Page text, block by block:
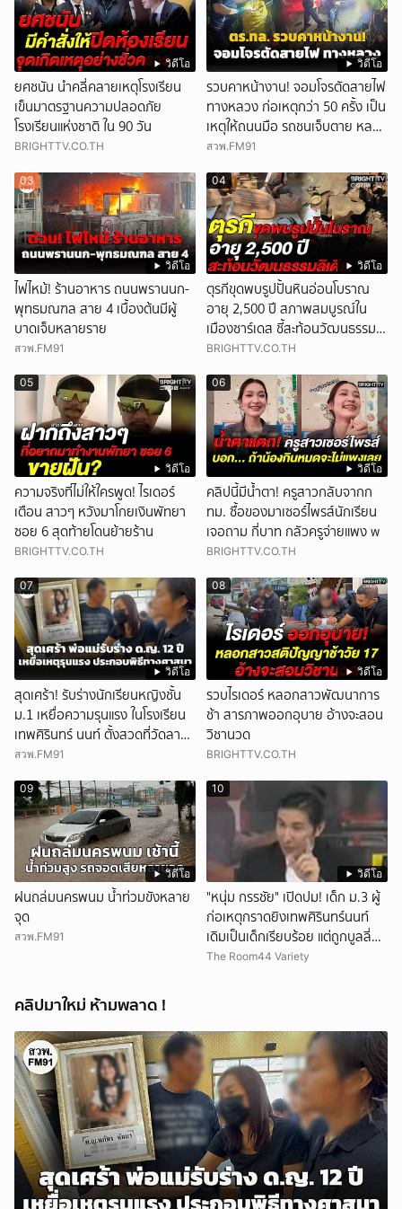
วิดีโอ
ยศชนัน นำคลี่คลายเหตุโรงเรียน
เข็นมาตรฐานความปลอดภัย
โรงเรียนแห่งชาติ ใน 90 วัน
BRIGHTTV.CO.TH
วิดีโอ
รวบคาหน้างาน! จอมโจรตัดสายไฟ
ทางหลวง ก่อเหตุกว่า 50 ครั้ง เป็น
เหตุให้ถนนมือ รถชนเจ็บตาย หลาย
สิบราย เสียหายราว 10 ล้าน
สวพ.FM91
วิดีโอ
03
ไฟไหม้! ร้านอาหาร ถนนพรานนก-
พุทธมณฑล สาย 4 เบื้องต้นมีผู้
บาดเจ็บหลายราย
สวพ.FM91
วิดีโอ
04
ตุรกีขุดพบรูปปั้นหินอ่อนโบราณ
อายุ 2,500 ปี สภาพสมบูรณ์ใน
เมืองซาร์เดส ชี้สะท้อนวัฒนธรรมลิ
เดีย
BRIGHTTV.CO.TH
วิดีโอ
05
ความจริงที่ไม่ให้ใครพูด! ไรเดอร์
เตือน สาวๆ หวังมาโกยเงินพัทยา
ซอย 6 สุดท้ายโดนย้ายร้าน
BRIGHTTV.CO.TH
วิดีโอ
06
คลิปนี้มีน้ำตา! ครูสาวกลับจากก
ทม. ซื้อของมาเซอร์ไพรส์นักเรียน
เจอถาม กี่บาท กลัวครูจ่ายแพง w
BRIGHTTV.CO.TH
วิดีโอ
07
สุดเศร้า! รับร่างนักเรียนหญิงชั้น
ม.1 เหยื่อความรุนแรง ในโรงเรียน
เทพศิรินทร์ นนท์ ตั้งสวดที่วัดลาด
ปลาดุก
สวพ.FM91
วิดีโอ
08
รวบไรเดอร์ หลอกสาวพัฒนาการ
ช้า สารภาพออกอุบาย อ้างจะสอน
วิชานวด
BRIGHTTV.CO.TH
วิดีโอ
09
ฝนถล่มนครพนม น้ำท่วมขังหลาย
จุด
สวพ.FM91
วิดีโอ
10
"หนุ่ม กรรชัย" เปิดปม! เด็ก ม.3 ผู้
ก่อเหตุกราดยิงเทพศิรินทร์นนท์
เดิมเป็นเด็กเรียบร้อย แต่ถูกบูลลี่
หนัก คาดแรงกดดันสะสมกลายเป็น
The Room44 Variety
คลิปมาใหม่ ห้ามพลาด !